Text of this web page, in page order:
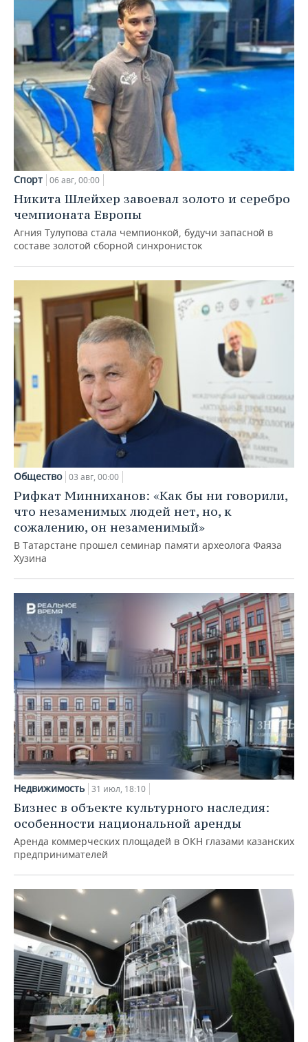
Спорт 06 авг, 00:00
Никита Шлейхер завоевал золото и серебро
чемпионата Европы
Агния Тулупова стала чемпионкой, будучи запасной в
составе золотой сборной синхронисток
Общество 03 авг, 00:00
Рифкат Минниханов: «Как бы ни говорили,
что незаменимых людей нет, но, к
сожалению, он незаменимый»
В Татарстане прошел семинар памяти археолога Фаяза
Хузина
Недвижимость 31 июл, 18:10
Бизнес в объекте культурного наследия:
особенности национальной аренды
Аренда коммерческих площадей в ОКН глазами казанских
предпринимателей